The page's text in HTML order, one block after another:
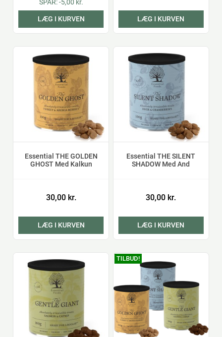
SPAR: -5,00 kr.
LÆG I KURVEN LÆG I KURVEN
Essential THE GOLDEN
GHOST Med Kalkun
30,00 kr.
LÆG I KURVEN
Essential THE SILENT
SHADOW Med And
30,00 kr.
LÆG I KURVEN
TILBUD!